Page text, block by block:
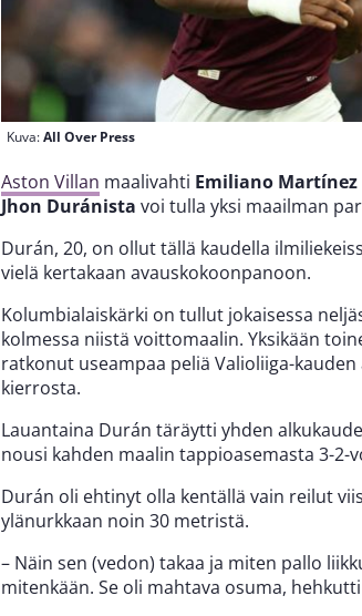
Kuva:All Over Press
Aston Villan maalivahti Emiliano Martínez
Jhon Duránista voi tulla yksi maailman
Durán, 20, on ollut tällä kaudella
vielä kertakaan avauskokoonpanoon.
Kolumbialaiskärki on tullut jokaisessa
kolmessa niistä voittomaalin. Yksikään
ratkonut useampaa peliä Valioliiga-
kierrosta.
Lauantaina Durán täräytti yhden
nousi kahden maalin tappioasemasta 3-2-
Durán oli ehtinyt olla kentällä vain reilut
ylänurkkaan noin 30 metristä.
– Näin sen (vedon) takaa ja miten pallo
mitenkään. Se oli mahtava osuma,